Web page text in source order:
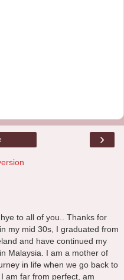
›
to all of you.. Thanks for
my mid 30s, I graduated from
and have continued my
Malaysia. I am a mother of
in life when we go back to
am far from perfect, am